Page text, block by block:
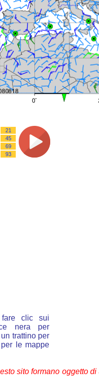
21
45
69
93
clic sui
nera per
trattino per
le mappe
sito formano oggetto